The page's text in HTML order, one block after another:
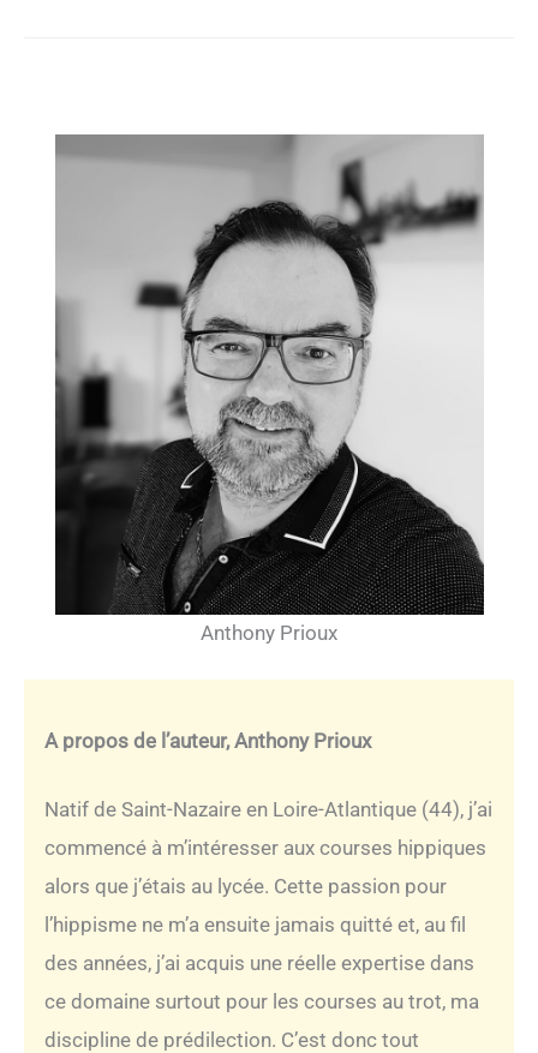
Anthony Prioux
A propos de l’auteur, Anthony Prioux
Natif de Saint-Nazaire en Loire-Atlantique (44), j’ai
commencé à m’intéresser aux courses hippiques
alors que j’étais au lycée. Cette passion pour
l’hippisme ne m’a ensuite jamais quitté et, au fil
des années, j’ai acquis une réelle expertise dans
ce domaine surtout pour les courses au trot, ma
discipline de prédilection. C’est donc tout